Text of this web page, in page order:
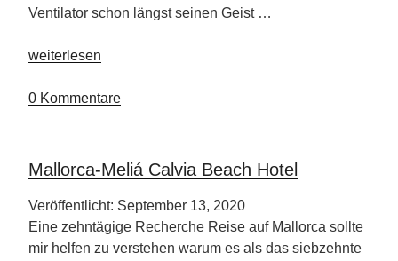
Ventilator schon längst seinen Geist …
„Kühl,
am
weiterlesen
0 Kommentare
Mallorca-Meliá Calvia Beach Hotel
Veröffentlicht: September 13, 2020
Eine zehntägige Recherche Reise auf Mallorca sollte
mir helfen zu verstehen warum es als das siebzehnte